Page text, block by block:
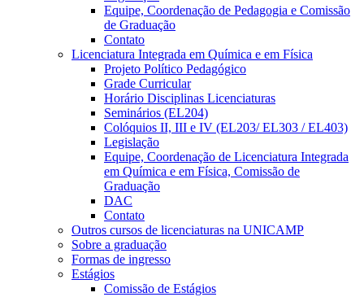
Equipe, Coordenação de Pedagogia e Comissão
de Graduação
Contato
Licenciatura Integrada em Química e em Física
Projeto Político Pedagógico
Grade Curricular
Horário Disciplinas Licenciaturas
Seminários (EL204)
Colóquios II, III e IV (EL203/ EL303 / EL403)
Legislação
Equipe, Coordenação de Licenciatura Integrada
em Química e em Física, Comissão de
Graduação
DAC
Contato
Outros cursos de licenciaturas na UNICAMP
Sobre a graduação
Formas de ingresso
Estágios
Comissão de Estágios